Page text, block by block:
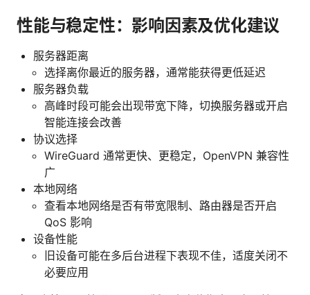
性能与稳定性：影响因素及优化建议
服务器距离
选择离你最近的服务器，通常能获得更低延迟
服务器负载
高峰时段可能会出现带宽下降，切换服务器或开启
智能连接会改善
协议选择
WireGuard 通常更快、更稳定，OpenVPN 兼容性
广
本地网络
查看本地网络是否有带宽限制、路由器是否开启
QoS 影响
设备性能
旧设备可能在多后台进程下表现不佳，适度关闭不
必要应用